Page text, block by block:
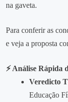
na gaveta.
Para conferir as
e veja a proposta
⚡ Análise Rápida
Veredicto
Educação